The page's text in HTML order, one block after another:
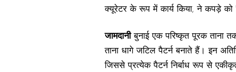
क्यूरेटर के रूप में कार्य किया, ने कपड़े को
जामदानीबुनाई एक परिष्कृत पूरक ताना
ताना धागे जटिल पैटर्न बनाते हैं। इन
जिससे प्रत्येक पैटर्न निर्बाध रूप से